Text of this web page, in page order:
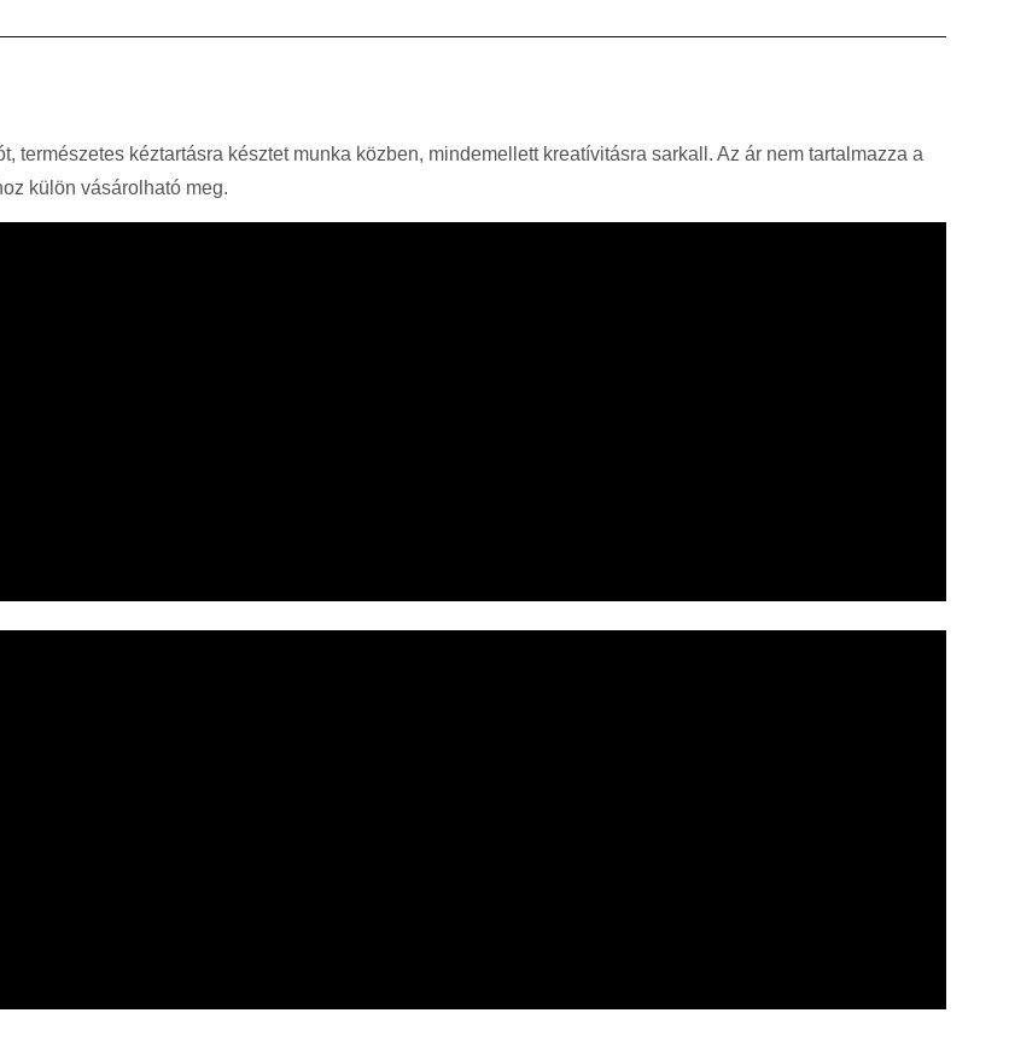
természetes kéztartásra késztet munka közben, mindemellett kreatívitásra sarkall. Az ár nem tartalmazza a
külön vásárolható meg.